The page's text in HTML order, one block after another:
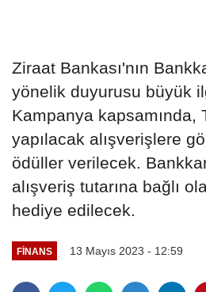
Ziraat Bankası'nın
yönelik duyurusu büyük
Kampanya kapsamında,
yapılacak alışverişlere
ödüller verilecek.
alışveriş tutarına bağlı
hediye edilecek.
FINANS 13 Mayıs 2023 - 12:59